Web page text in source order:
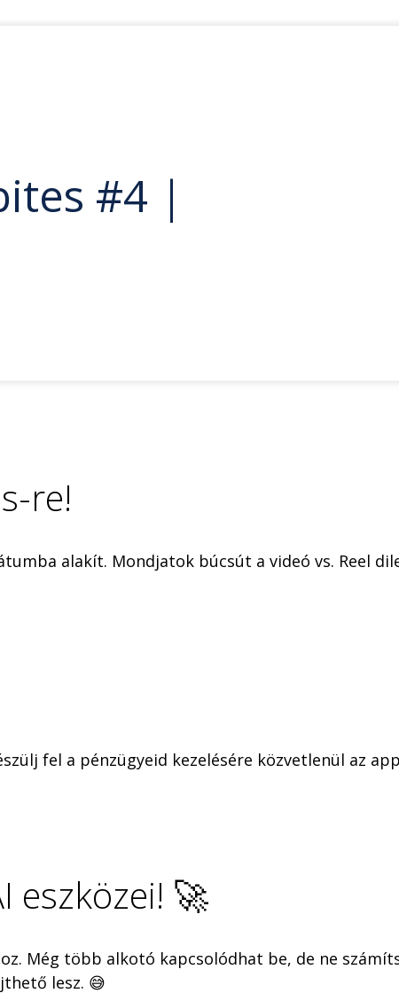
#4 |
re!
alakít. Mondjatok búcsút a videó vs. Reel
fel a pénzügyeid kezelésére közvetlenül az
eszközei! 🚀
Még több alkotó kapcsolódhat be, de ne
lesz. 😅